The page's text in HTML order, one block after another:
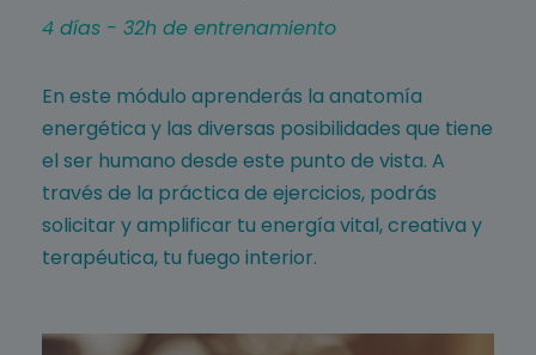
4 días - 32h de entrenamiento
En este módulo aprenderás la anatomía
energética y las diversas posibilidades que tiene
el ser humano desde este punto de vista. A
través de la práctica de ejercicios, podrás
solicitar y amplificar tu energía vital, creativa y
terapéutica, tu fuego interior.